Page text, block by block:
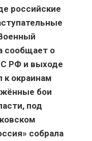
российские
сообщает о
РФ и выходе
к окраинам
бои
под
собрала